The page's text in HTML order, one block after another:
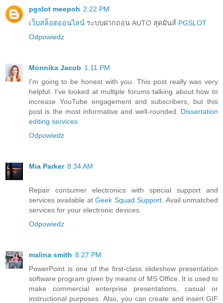
pgslot meepoh 2:22 PM
เว็บสล็อตออนไลน์ ระบบฝากถอน AUTO สุดมันส์ PGSLOT
Odpowiedz
Monnika Jacob 1:11 PM
I'm going to be honest with you. This post really was very
helpful. I've looked at multiple forums talking about how to
increase YouTube engagement and subscribers, but this
post is the most informative and well-rounded. Dissertation
editing services
Odpowiedz
Mia Parker 8:34 AM
Repair consumer electronics with special support and
services available atGeek Squad Support . Avail unmatched
services for your electronic devices.
Odpowiedz
malina smith 8:27 PM
PowerPoint is one of the first-class slideshow presentation
software program given by means of MS Office. It is used to
make commercial enterprise presentations, casual or
instructional purposes. Also, you can create and insert GIF